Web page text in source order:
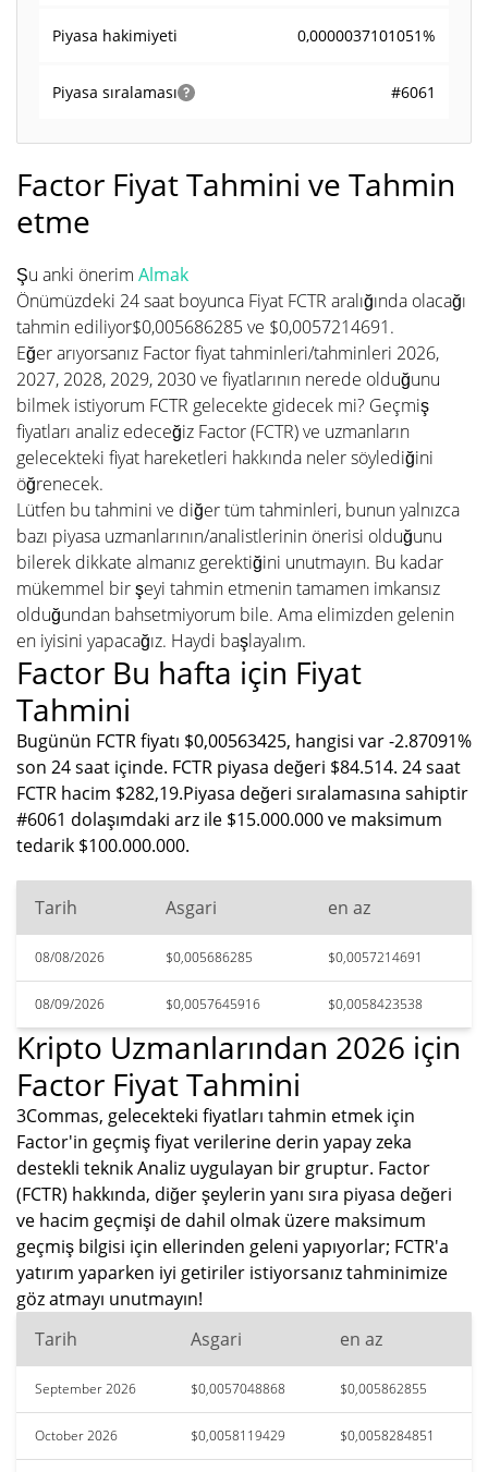
Piyasa hakimiyeti 0,0000037101051%
Piyasa sıralaması #6061
Factor Fiyat Tahmini ve Tahmin
etme
Şu anki önerim Almak
Önümüzdeki 24 saat boyunca Fiyat FCTR aralığında olacağı
tahmin ediliyor$0,005686285 ve $0,0057214691.
Eğer arıyorsanız Factor fiyat tahminleri/tahminleri 2026,
2027, 2028, 2029, 2030 ve fiyatlarının nerede olduğunu
bilmek istiyorum FCTR gelecekte gidecek mi? Geçmiş
fiyatları analiz edeceğiz Factor (FCTR) ve uzmanların
gelecekteki fiyat hareketleri hakkında neler söylediğini
öğrenecek.
Lütfen bu tahmini ve diğer tüm tahminleri, bunun yalnızca
bazı piyasa uzmanlarının/analistlerinin önerisi olduğunu
bilerek dikkate almanız gerektiğini unutmayın. Bu kadar
mükemmel bir şeyi tahmin etmenin tamamen imkansız
olduğundan bahsetmiyorum bile. Ama elimizden gelenin
en iyisini yapacağız. Haydi başlayalım.
Factor Bu hafta için Fiyat
Tahmini
Bugünün FCTR fiyatı $0,00563425, hangisi var -2.87091%
son 24 saat içinde. FCTR piyasa değeri $84.514. 24 saat
FCTR hacim $282,19.Piyasa değeri sıralamasına sahiptir
#6061 dolaşımdaki arz ile $15.000.000 ve maksimum
tedarik $100.000.000.
Tarih Asgari en az
08/08/2026 $0,005686285 $0,0057214691
08/09/2026 $0,0057645916 $0,0058423538
Kripto Uzmanlarından 2026 için
Factor Fiyat Tahmini
3Commas, gelecekteki fiyatları tahmin etmek için
Factor'in geçmiş fiyat verilerine derin yapay zeka
destekli teknik Analiz uygulayan bir gruptur. Factor
(FCTR) hakkında, diğer şeylerin yanı sıra piyasa değeri
ve hacim geçmişi de dahil olmak üzere maksimum
geçmiş bilgisi için ellerinden geleni yapıyorlar; FCTR'a
yatırım yaparken iyi getiriler istiyorsanız tahminimize
göz atmayı unutmayın!
Tarih
Asgari en az
September 2026 $0,0057048868 $0,005862855
October 2026 $0,0058119429 $0,0058284851